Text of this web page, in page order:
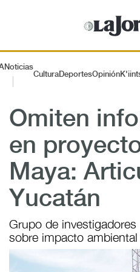
Noticias
CulturaDeportesOpinión
Omiten
en
Maya:
Yucatán
Grupo de
sobre impacto ambiental